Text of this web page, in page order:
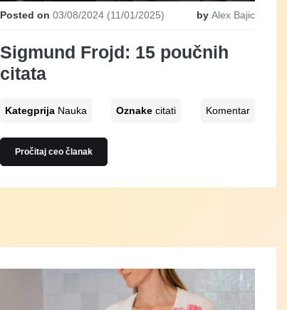
Posted on 03/08/2024(11/01/2025) by Alex Bajic
Sigmund Frojd: 15 poučnih
citata
Kategprija Nauka Oznakecitati Komentar
Pročitaj ceo članak